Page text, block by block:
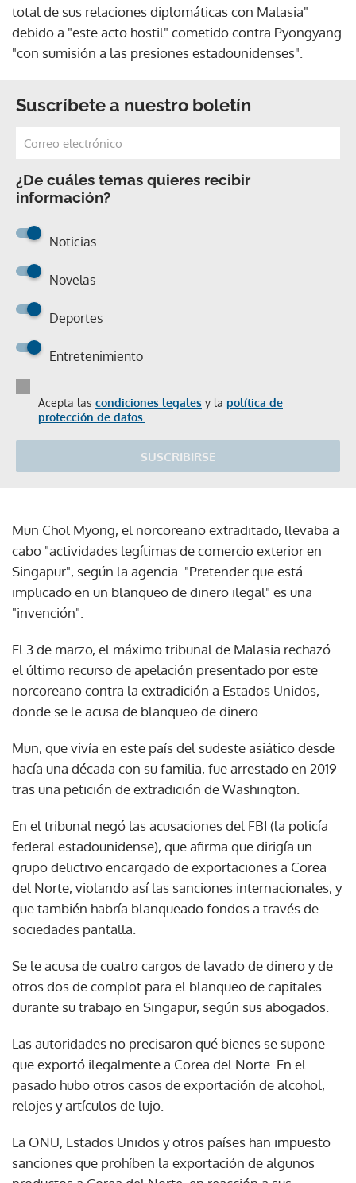
total de sus relaciones diplomáticas con Malasia"
debido a "este acto hostil" cometido contra Pyongyang
"con sumisión a las presiones estadounidenses".
Suscríbete a nuestro boletín
¿De cuáles temas quieres recibir
información?
Noticias
Novelas
Deportes
Entretenimiento
Acepta las condiciones legales y la política de
protección de datos.
SUSCRIBIRSE
Mun Chol Myong, el norcoreano extraditado, llevaba a
cabo "actividades legítimas de comercio exterior en
Singapur", según la agencia. "Pretender que está
implicado en un blanqueo de dinero ilegal" es una
"invención".
El 3 de marzo, el máximo tribunal de Malasia rechazó
el último recurso de apelación presentado por este
norcoreano contra la extradición a Estados Unidos,
donde se le acusa de blanqueo de dinero.
Mun, que vivía en este país del sudeste asiático desde
hacía una década con su familia, fue arrestado en 2019
tras una petición de extradición de Washington.
En el tribunal negó las acusaciones del FBI (la policía
federal estadounidense), que afirma que dirigía un
grupo delictivo encargado de exportaciones a Corea
del Norte, violando así las sanciones internacionales, y
que también habría blanqueado fondos a través de
sociedades pantalla.
Se le acusa de cuatro cargos de lavado de dinero y de
otros dos de complot para el blanqueo de capitales
durante su trabajo en Singapur, según sus abogados.
Las autoridades no precisaron qué bienes se supone
que exportó ilegalmente a Corea del Norte. En el
pasado hubo otros casos de exportación de alcohol,
relojes y artículos de lujo.
La ONU, Estados Unidos y otros países han impuesto
sanciones que prohíben la exportación de algunos